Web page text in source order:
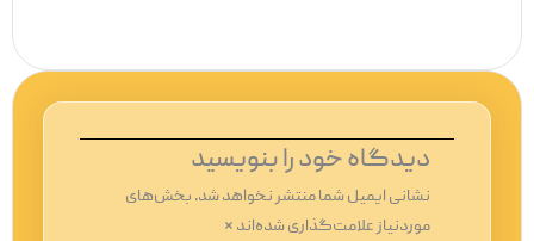
دیدگاه‌ خود را بنویسید
نشانی ایمیل شما منتشر نخواهد شد.بخش‌های
موردنیاز علامت‌گذاری شده‌اند*